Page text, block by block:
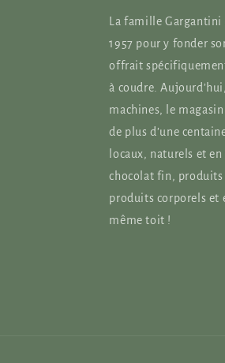
La famille Gargantini
1957 pour y fonder
offrait
à coudre.
machines, le
de plus d’une
locaux, naturels et
chocolat fin, produits
produits corporels et
même toit !